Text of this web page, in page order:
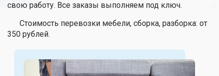
свою работу. Все заказы выполняем под ключ.
Стоимость перевозки мебели, сборка, разборка: от
350 рублей.